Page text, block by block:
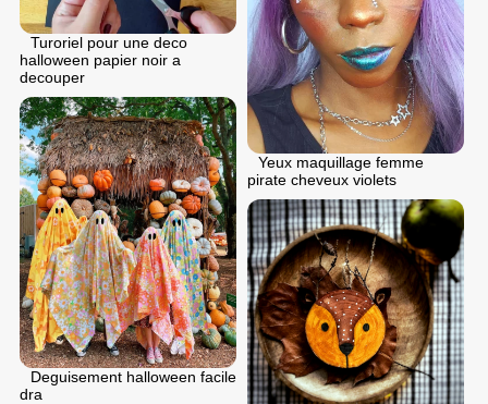
Turoriel pour une deco
halloween papier noir a
decouper
Yeux maquillage femme
pirate cheveux violets
Deguisement halloween facile
dra